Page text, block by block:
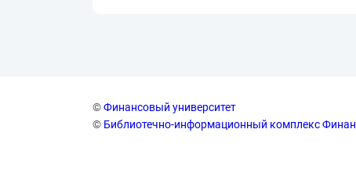
©Финансовый университет
© Библиотечно-информационный комплекс